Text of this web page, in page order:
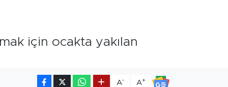
için ocakta yakılan
A- A+